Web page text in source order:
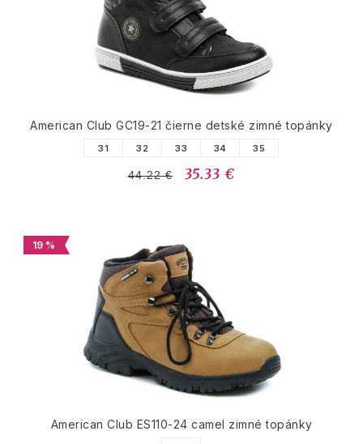
American Club GC19-21 čierne detské zimné topánky
31 32 33 34 35
44.22 € 35.33 €
19 %
American Club ES110-24 camel zimné topánky